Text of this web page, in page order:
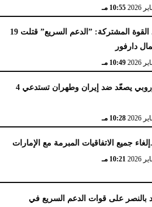
10:55 مـ
السودان .. القوة المشتركة: ”الدعم السريع” قتلت 19
دارفور
10:49 مـ
الاتحاد الأوروبي يصعّد ضد إيران وطهران تستدعي 4
10:28 مـ
جميع الاتفاقيات المبرمة مع الإمارات
10:21 مـ
بالنصر على قوات الدعم السريع في